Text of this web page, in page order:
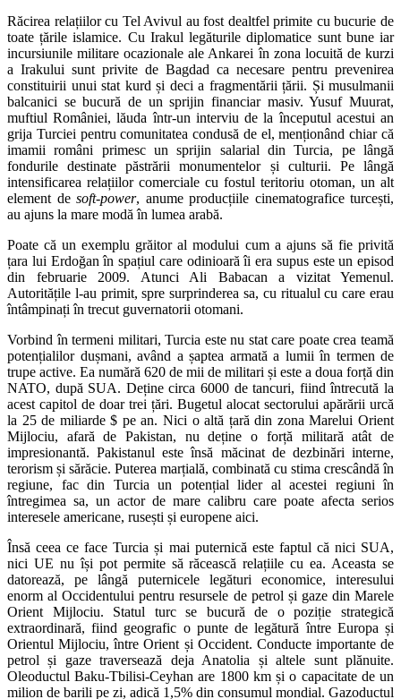
Răcirea relațiilor cu Tel Avivul au fost dealtfel primite cu bucurie de
toate țările islamice. Cu Irakul legăturile diplomatice sunt bune iar
incursiunile militare ocazionale ale Ankarei în zona locuită de kurzi
a Irakului sunt privite de Bagdad ca necesare pentru prevenirea
constituirii unui stat kurd și deci a fragmentării țării. Și musulmanii
balcanici se bucură de un sprijin financiar masiv. Yusuf Muurat,
muftiul României, lăuda într-un interviu de la începutul acestui an
grija Turciei pentru comunitatea condusă de el, menționând chiar că
imamii români primesc un sprijin salarial din Turcia, pe lângă
fondurile destinate păstrării monumentelor și culturii. Pe lângă
intensificarea relațiilor comerciale cu fostul teritoriu otoman, un alt
element de soft-power, anume producțiile cinematografice turcești,
au ajuns la mare modă în lumea arabă.
Poate că un exemplu grăitor al modului cum a ajuns să fie privită
țara lui Erdoğan în spațiul care odinioară îi era supus este un episod
din februarie 2009. Atunci Ali Babacan a vizitat Yemenul.
Autoritățile l-au primit, spre surprinderea sa, cu ritualul cu care erau
întâmpinați în trecut guvernatorii otomani.
Vorbind în termeni militari, Turcia este nu stat care poate crea teamă
potențialilor dușmani, având a șaptea armată a lumii în termen de
trupe active. Ea numără 620 de mii de militari și este a doua forță din
NATO, după SUA. Deține circa 6000 de tancuri, fiind întrecută la
acest capitol de doar trei țări. Bugetul alocat sectorului apărării urcă
la 25 de miliarde $ pe an. Nici o altă țară din zona Marelui Orient
Mijlociu, afară de Pakistan, nu deține o forță militară atât de
impresionantă. Pakistanul este însă măcinat de dezbinări interne,
terorism și sărăcie. Puterea marțială, combinată cu stima crescândă în
regiune, fac din Turcia un potențial lider al acestei regiuni în
întregimea sa, un actor de mare calibru care poate afecta serios
interesele americane, rusești și europene aici.
Însă ceea ce face Turcia și mai puternică este faptul că nici SUA,
nici UE nu își pot permite să răcească relațiile cu ea. Aceasta se
datorează, pe lângă puternicele legături economice, interesului
enorm al Occidentului pentru resursele de petrol și gaze din Marele
Orient Mijlociu. Statul turc se bucură de o poziție strategică
extraordinară, fiind geografic o punte de legătură între Europa și
Orientul Mijlociu, între Orient și Occident. Conducte importante de
petrol și gaze traversează deja Anatolia și altele sunt plănuite.
Oleoductul Baku-Tbilisi-Ceyhan are 1800 km și o capacitate de un
milion de barili pe zi, adică 1,5% din consumul mondial. Gazoductul